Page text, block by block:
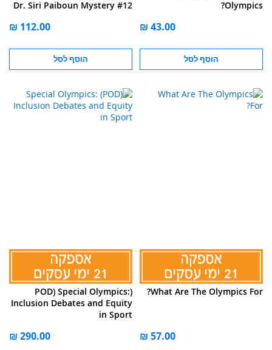
Olympics?
הוסף לסל
Dr. Siri Paiboun Mystery #12
הוסף לסל
What Are The Olympics For?
(POD) Special Olympics:
Inclusion Debates and Equity
in Sport